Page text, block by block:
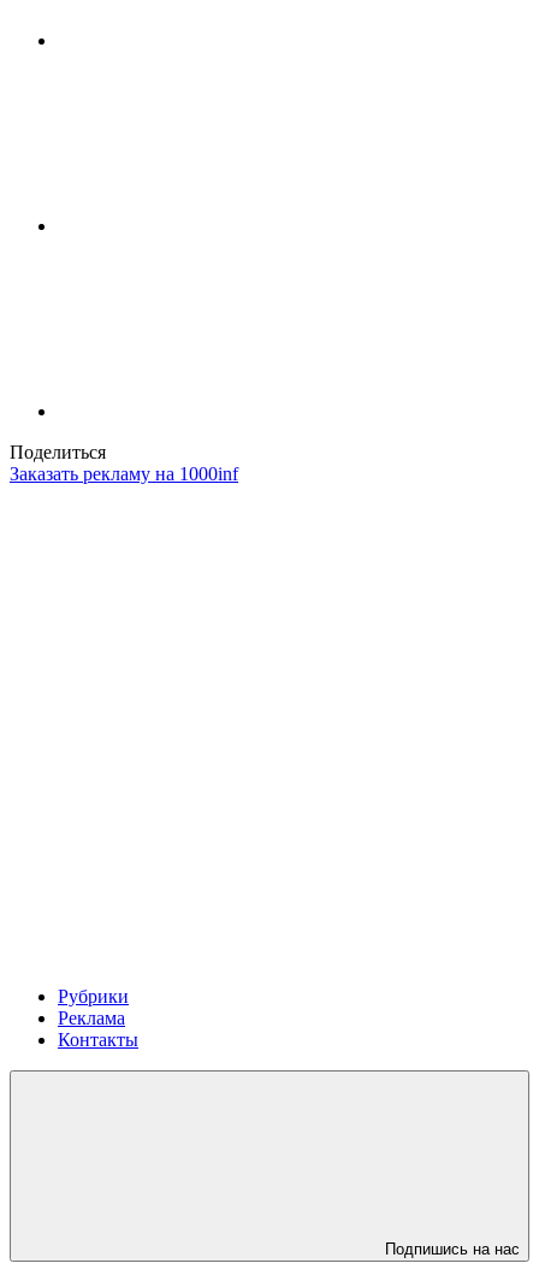
Поделиться
Заказать рекламу на 1000inf
Рубрики
Реклама
Контакты
Подпишись на нас